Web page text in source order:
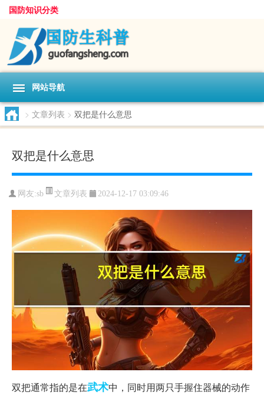
国防知识分类
网站导航
> 文章列表 > 双把是什么意思
双把是什么意思
网友:sb 文章列表 2024-12-17 03:09:46
双把通常指的是在武术中，同时用两只手握住器械的动作